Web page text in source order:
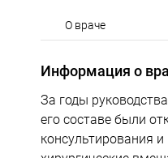
О враче
Информация о
За годы
его составе были
консультирования